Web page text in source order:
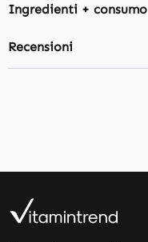
Ingredienti + consumo
Recensioni